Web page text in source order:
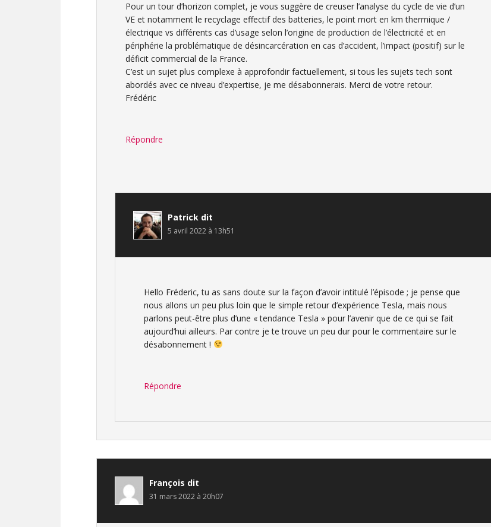
Pour un tour d’horizon complet, je vous suggère de creuser l’analyse du cycle de vie d’un
VE et notamment le recyclage effectif des batteries, le point mort en km thermique /
électrique vs différents cas d’usage selon l’origine de production de l’électricité et en
périphérie la problématique de désincarcération en cas d’accident, l’impact (positif) sur le
déficit commercial de la France.
C’est un sujet plus complexe à approfondir factuellement, si tous les sujets tech sont
abordés avec ce niveau d’expertise, je me désabonnerais. Merci de votre retour.
Frédéric
Répondre
Patrick dit
5 avril 2022 à 13h51
Hello Fréderic, tu as sans doute sur la façon d’avoir intitulé l’épisode ; je pense que
nous allons un peu plus loin que le simple retour d’expérience Tesla, mais nous
parlons peut-être plus d’une « tendance Tesla » pour l’avenir que de ce qui se fait
aujourd’hui ailleurs. Par contre je te trouve un peu dur pour le commentaire sur le
désabonnement !
Répondre
François dit
31 mars 2022 à 20h07